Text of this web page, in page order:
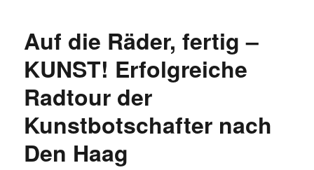
Auf die Räder, fertig –
KUNST! Erfolgreiche
Radtour der
Kunstbotschafter nach
Den Haag